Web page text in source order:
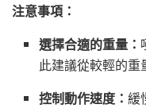
注意事項：
選擇合適的重量：
此建議從較輕的重
控制動作速度：緩